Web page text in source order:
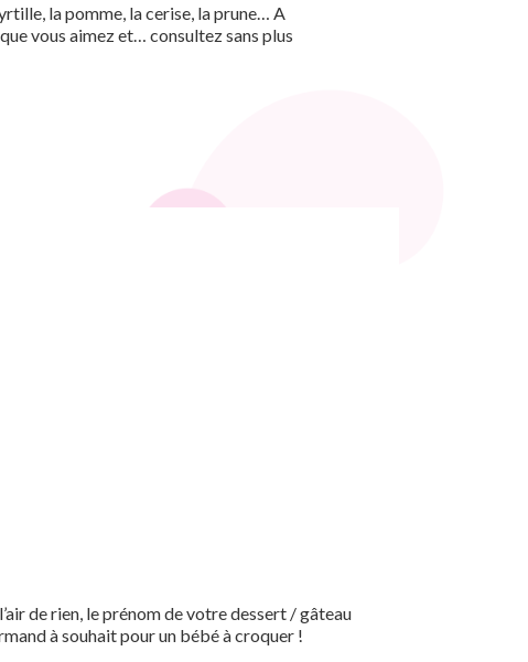
la pomme, la cerise, la prune… A
vous aimez et… consultez sans plus
de rien, le prénom de votre dessert / gâteau
à souhait pour un bébé à croquer !